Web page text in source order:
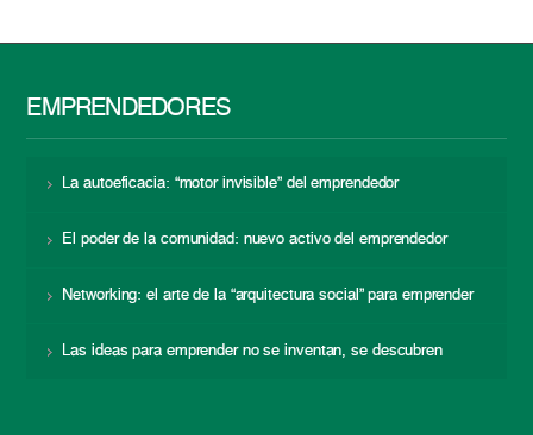
EMPRENDEDORES
La autoeficacia: “motor invisible” del emprendedor
El poder de la comunidad: nuevo activo del emprendedor
Networking: el arte de la “arquitectura social” para emprender
Las ideas para emprender no se inventan, se descubren